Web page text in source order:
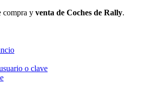
compra y venta de Coches de Rally.
o clave